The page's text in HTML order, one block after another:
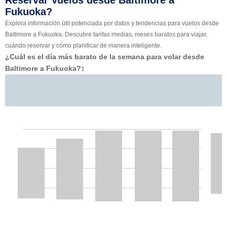
Fukuoka?
Explora información útil potenciada por datos y tendencias para vuelos desde
Baltimore a Fukuoka. Descubre tarifas medias, meses baratos para viajar,
cuándo reservar y cómo planificar de manera inteligente.
¿Cuál es el día más barato de la semana para volar desde
Baltimore a Fukuoka?‡